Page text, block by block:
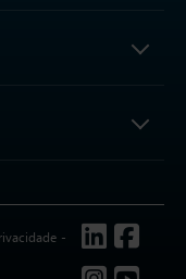
Follow us